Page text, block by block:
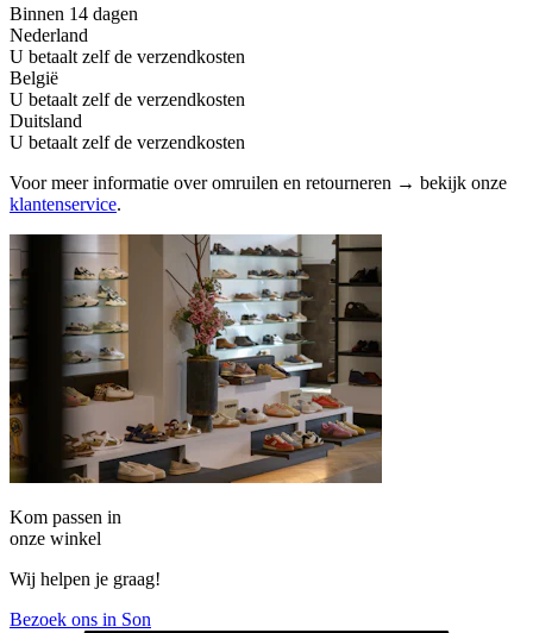
Binnen 14 dagen
Nederland
U betaalt zelf de verzendkosten
België
U betaalt zelf de verzendkosten
Duitsland
U betaalt zelf de verzendkosten
Voor meer informatie over omruilen en retourneren → bekijk onze
klantenservice.
Kom passen in
onze winkel
Wij helpen je graag!
Bezoek ons in Son